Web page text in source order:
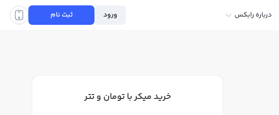
درباره رابکس ورود ثبت نام
خرید میکر با تومان و تتر